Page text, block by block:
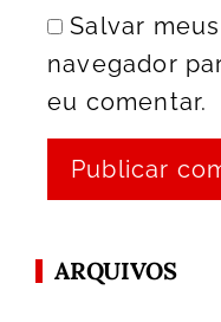
Salvar
navegador
eu comentar.
ARQUIVOS